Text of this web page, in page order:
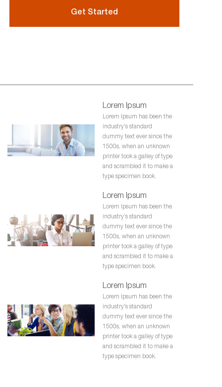
Get Started
Lorem Ipsum
Lorem Ipsum has been the
industry's standard
dummy text ever since the
1500s, when an unknown
printer took a galley of type
and scrambled it to make a
type specimen book.
Lorem Ipsum
Lorem Ipsum has been the
industry's standard
dummy text ever since the
1500s, when an unknown
printer took a galley of type
and scrambled it to make a
type specimen book.
Lorem Ipsum
Lorem Ipsum has been the
industry's standard
dummy text ever since the
1500s, when an unknown
printer took a galley of type
and scrambled it to make a
type specimen book.